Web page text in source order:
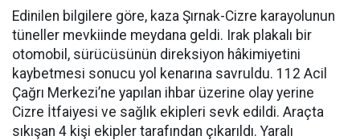
Edinilen bilgilere göre, kaza Şırnak-Cizre karayolunun
tüneller mevkiinde meydana geldi. Irak plakalı bir
otomobil, sürücüsünün direksiyon hâkimiyetini
kaybetmesi sonucu yol kenarına savruldu. 112 Acil
Çağrı Merkezi’ne yapılan ihbar üzerine olay yerine
Cizre İtfaiyesi ve sağlık ekipleri sevk edildi. Araçta
sıkışan 4 kişi ekipler tarafından çıkarıldı. Yaralı